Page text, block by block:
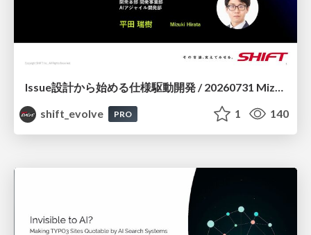
shift_evolve
PRO 1 140